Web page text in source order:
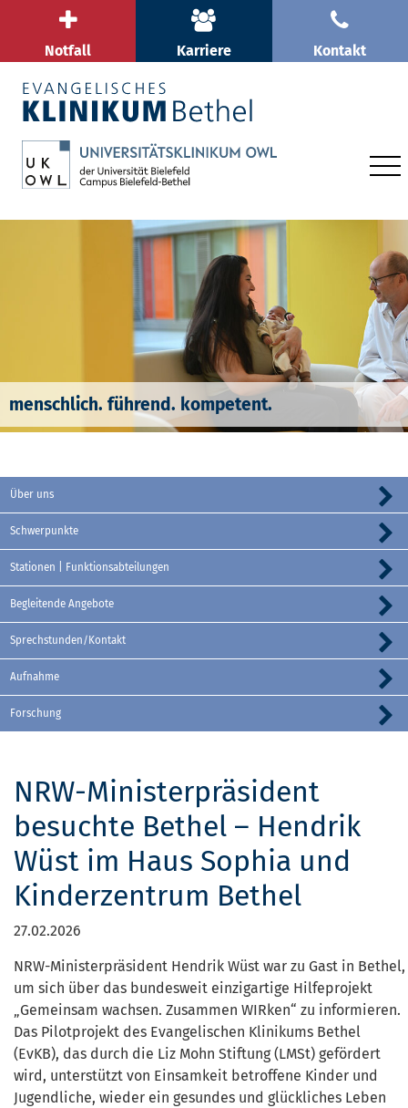
Notfall Karriere Kontakt
menschlich. führend. kompetent.
Über uns
Schwerpunkte
Stationen | Funktionsabteilungen
Begleitende Angebote
Sprechstunden/Kontakt
Aufnahme
Forschung
NRW-Ministerpräsident
besuchte Bethel – Hendrik
Wüst im Haus Sophia und
Kinderzentrum Bethel
27.02.2026
NRW-Ministerpräsident Hendrik Wüst war zu Gast in Bethel,
um sich über das bundesweit einzigartige Hilfeprojekt
„Gemeinsam wachsen. Zusammen WIRken“ zu informieren.
Das Pilotprojekt des Evangelischen Klinikums Bethel
(EvKB), das durch die Liz Mohn Stiftung (LMSt) gefördert
wird, unterstützt von Einsamkeit betroffene Kinder und
Jugendliche, wieder ein gesundes und glückliches Leben